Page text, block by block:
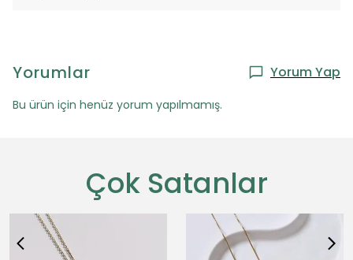
Yorumlar Yorum Yap
Bu ürün için henüz yorum yapılmamış.
Çok Satanlar